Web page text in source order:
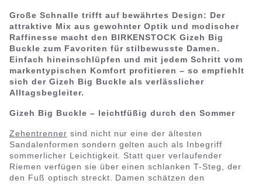
Große Schnalle trifft auf bewährtes Design: Der
attraktive Mix aus gewohnter Optik und modischer
Raffinesse macht den BIRKENSTOCK Gizeh Big
Buckle zum Favoriten für stilbewusste Damen.
Einfach hineinschlüpfen und mit jedem Schritt vom
markentypischen Komfort profitieren – so empfiehlt
sich der Gizeh Big Buckle als verlässlicher
Alltagsbegleiter.
Gizeh Big Buckle – leichtfüßig durch den Sommer
Zehentrenner sind nicht nur eine der ältesten
Sandalenformen sondern gelten auch als Inbegriff
sommerlicher Leichtigkeit. Statt quer verlaufender
Riemen verfügen sie über einen schlanken T-Steg, der
den Fuß optisch streckt. Damen schätzen den